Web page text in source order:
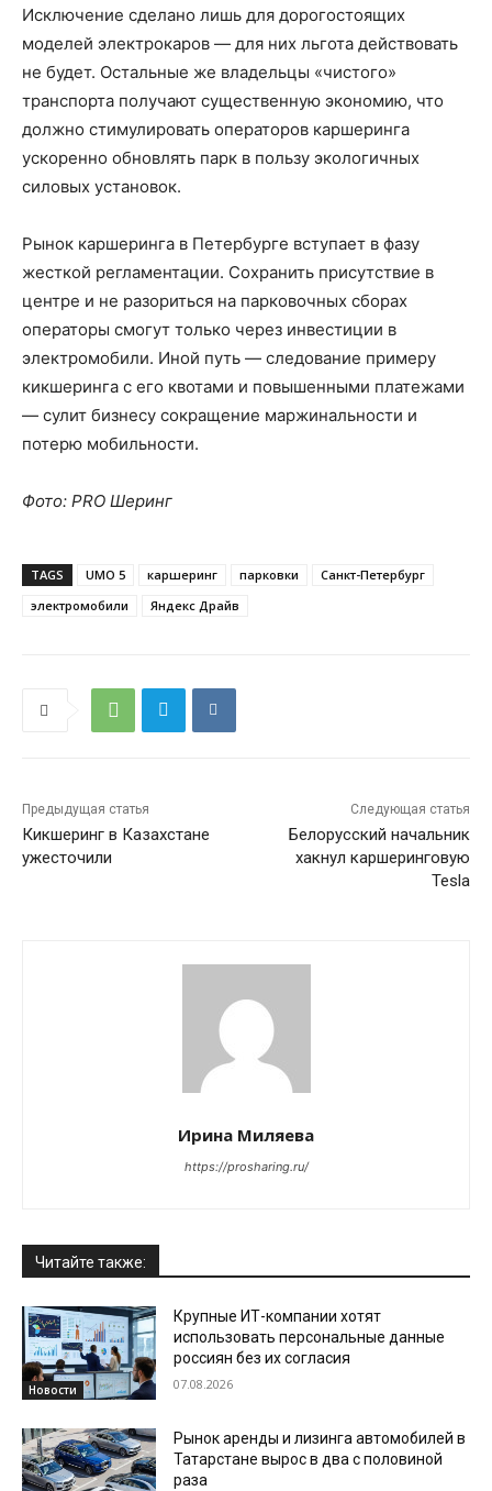
Исключение сделано лишь для дорогостоящих
моделей электрокаров — для них льгота действовать
не будет. Остальные же владельцы «чистого»
транспорта получают существенную экономию, что
должно стимулировать операторов каршеринга
ускоренно обновлять парк в пользу экологичных
силовых установок.
Рынок каршеринга в Петербурге вступает в фазу
жесткой регламентации. Сохранить присутствие в
центре и не разориться на парковочных сборах
операторы смогут только через инвестиции в
электромобили. Иной путь — следование примеру
кикшеринга с его квотами и повышенными платежами
— сулит бизнесу сокращение маржинальности и
потерю мобильности.
Фото: PRO Шеринг
TAGS UMO 5 каршеринг парковки
Санкт-Петербург
электромобили
Яндекс Драйв
Предыдущая статья
Кикшеринг в Казахстане
ужесточили
Следующая статья
Белорусский начальник
хакнул каршеринговую
Tesla
Ирина Миляева
https://prosharing.ru/
Читайте также:
Новости
Крупные ИТ-компании хотят
использовать персональные данные
россиян без их согласия
07.08.2026
Рынок аренды и лизинга автомобилей в
Татарстане вырос в два с половиной
раза